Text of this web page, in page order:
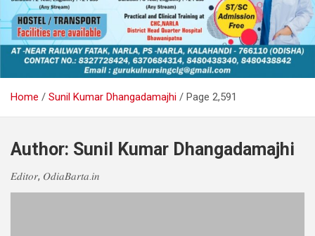
Home Sunil Kumar Dhangadamajhi Page 2,591
Author: Sunil Kumar Dhangadamajhi
𝐸𝑑𝑖𝑡𝑜𝑟, 𝑂𝑑𝑖𝑎𝐵𝑎𝑟𝑡𝑎.𝑖𝑛